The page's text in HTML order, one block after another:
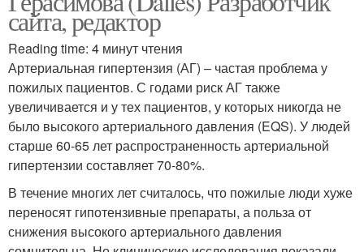
сайта, редактор
Reading time: 4 минут чтения
Артериальная гипертензия (АГ) – частая проблема у
пожилых пациентов. С годами риск АГ также
увеличивается и у тех пациентов, у которых никогда не
было высокого артериального давления (EQS). У людей
старше 60-65 лет распространенность артериальной
гипертензии составляет 70-80%.
В течение многих лет считалось, что пожилые люди хуже
переносят гипотензивные препараты, а польза от
снижения высокого артериального давления